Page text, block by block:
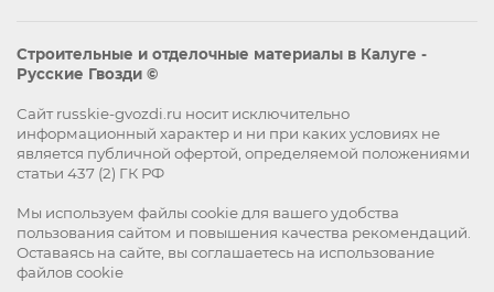
Строительные и отделочные материалы в Калуге -
Русские Гвозди ©
Сайт russkie-gvozdi.ru носит исключительно
информационный характер и ни при каких условиях не
является публичной офертой, определяемой положениями
статьи 437 (2) ГК РФ
Мы используем файлы cookie для вашего удобства
пользования сайтом и повышения качества рекомендаций.
Оставаясь на сайте, вы соглашаетесь на использование
файлов cookie